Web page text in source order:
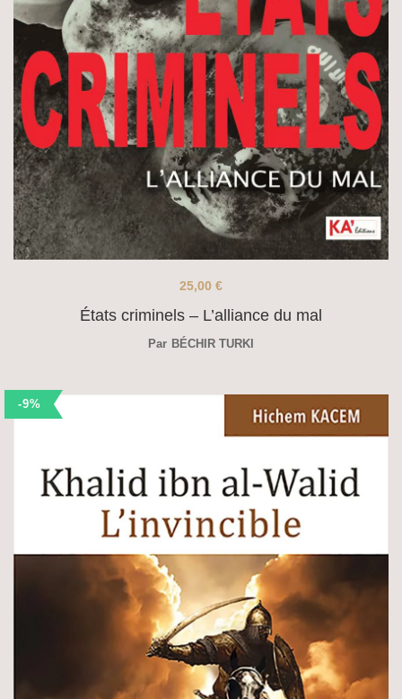
États criminels – L’alliance du mal
25,00 €
Par BÉCHIR TURKI
-9%